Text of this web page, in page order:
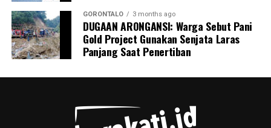
memanipulasi label dan kemasan barang.
Menutup keterangannya, Kombes Devy mengimbau
seluruh masyarakat pesisir Gorontalo untuk terus
GORONTALO 3 months ago
DUGAAN ARONGANSI: Warga Sebut Pani
Gold Project Gunakan Senjata Laras
Panjang Saat Penertiban